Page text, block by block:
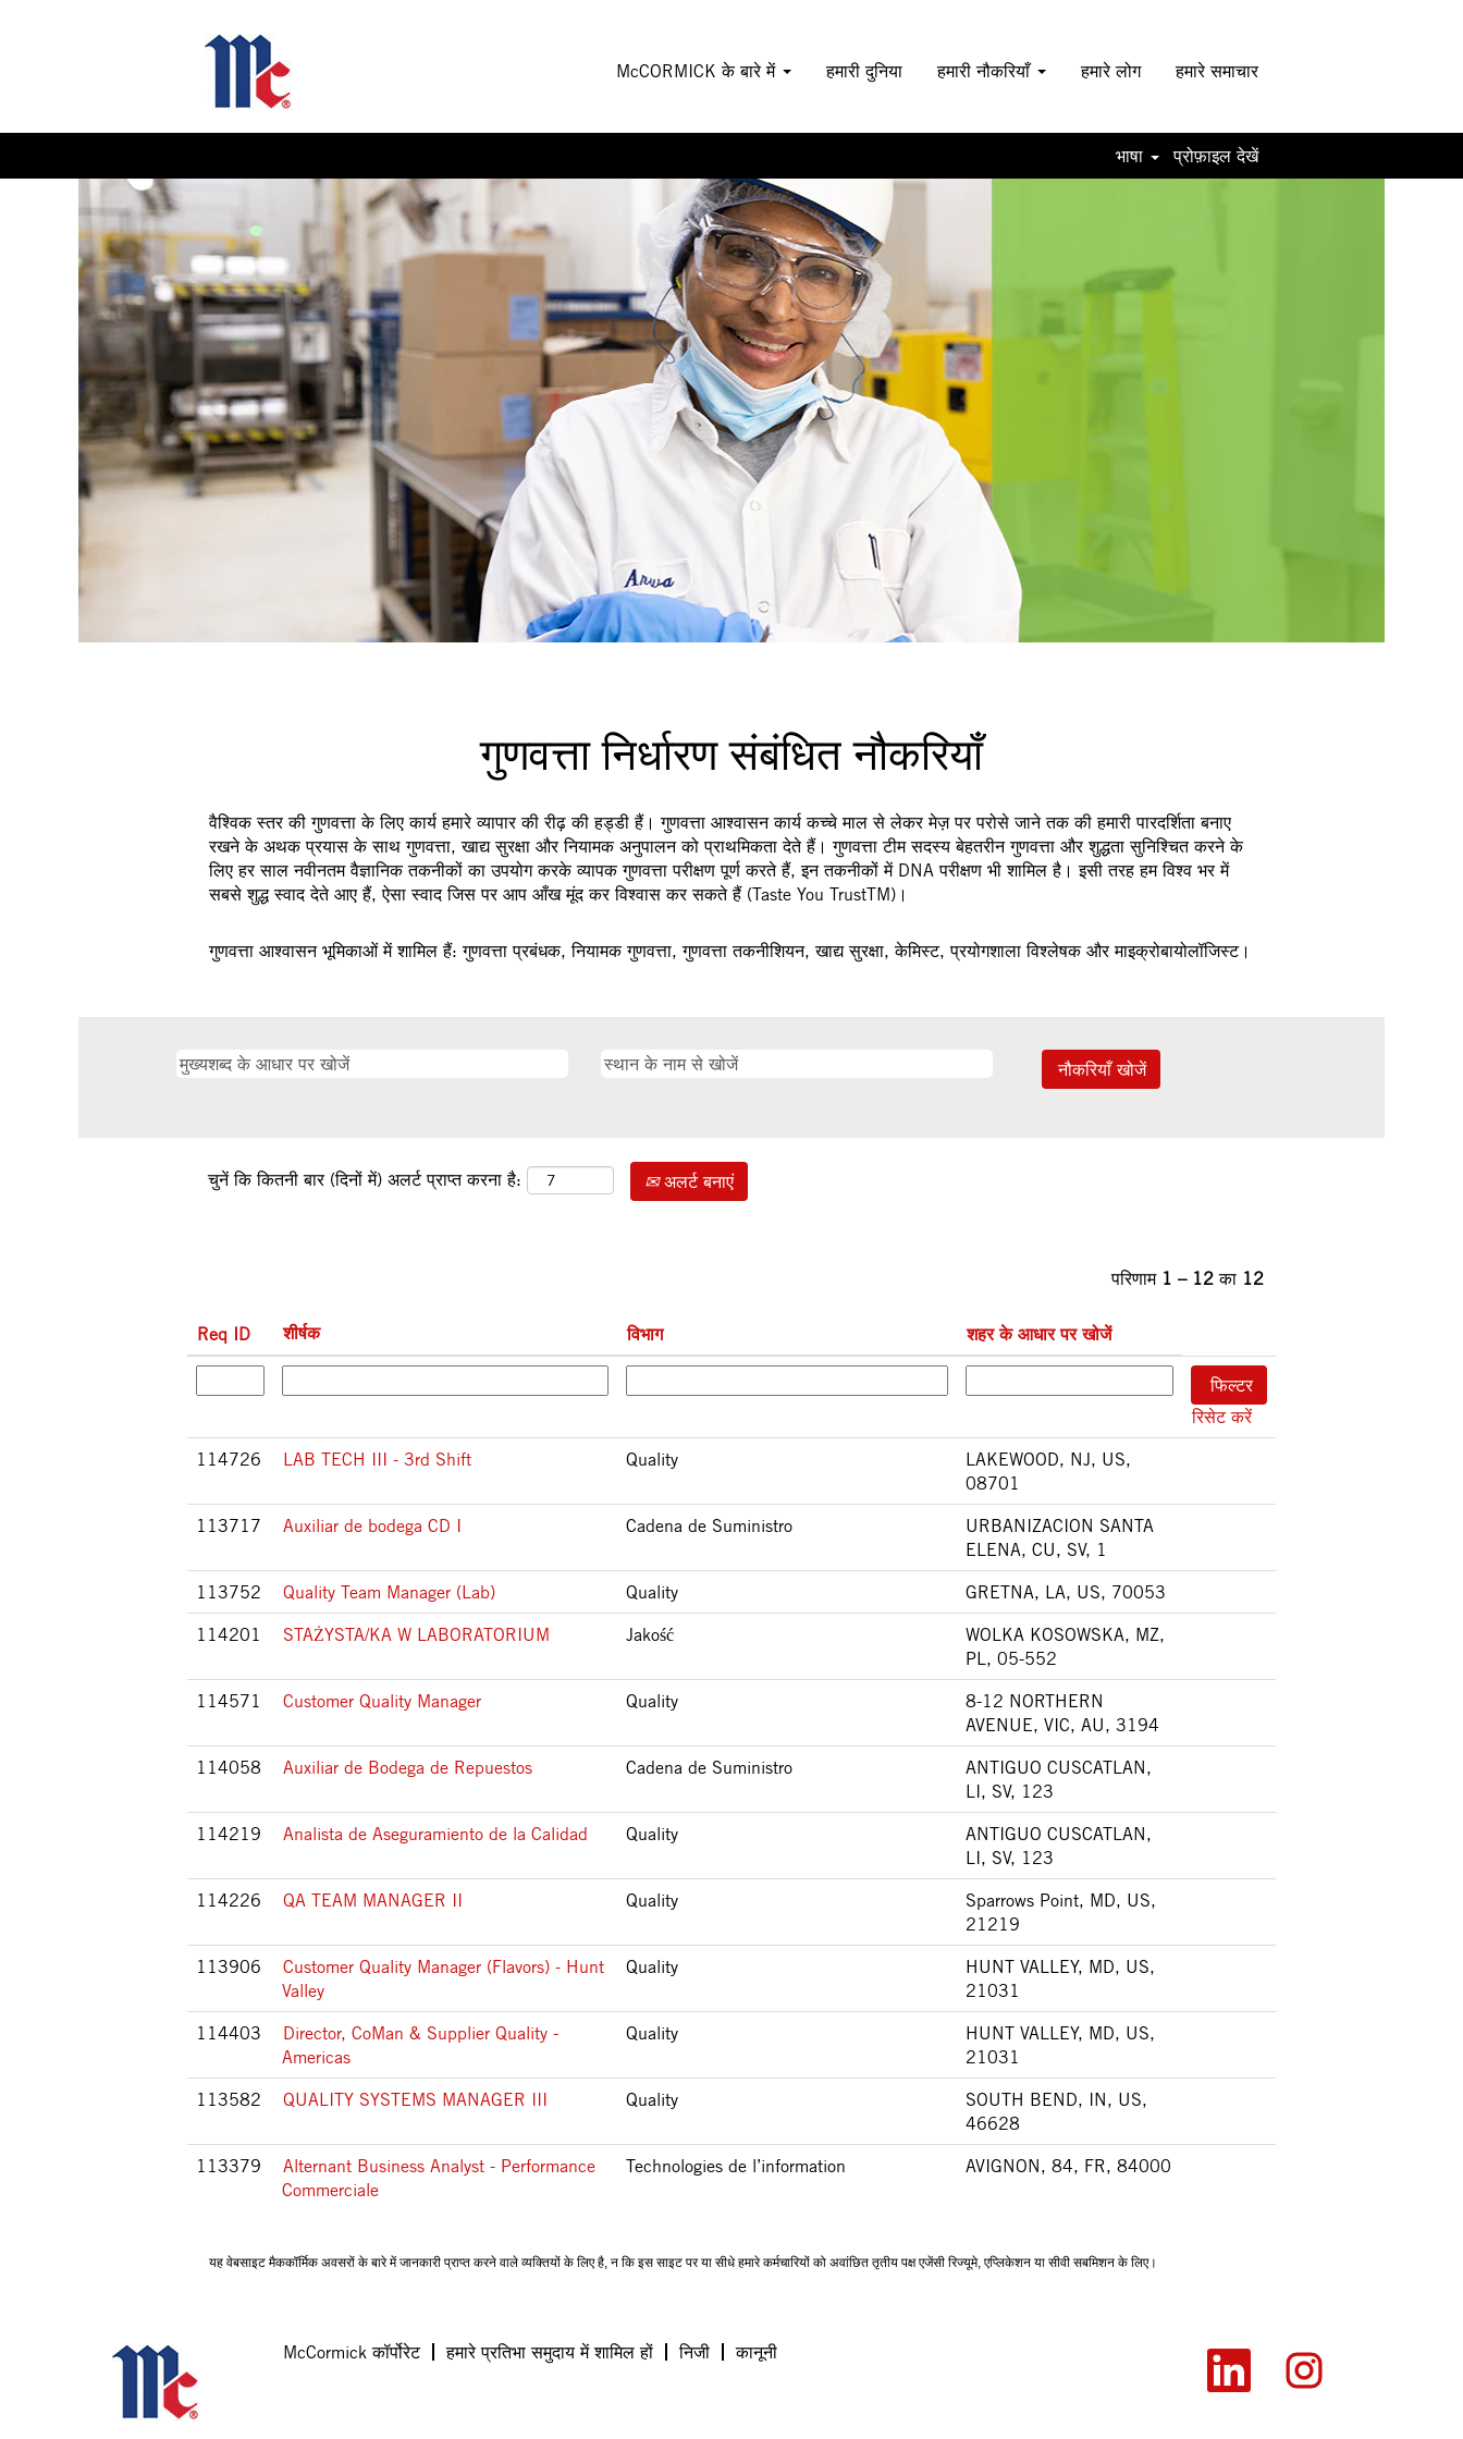
McCORMICK के बारे में हमारी दुनिया हमारी नौकरियाँ हमारे लोग हमारे समाचार
भाषा प्रोफ़ाइल देखें
गुणवत्ता निर्धारण संबंधित नौकरियाँ
वैश्विक स्तर की गुणवत्ता के लिए कार्य हमारे व्यापार की रीढ़ की हड्डी हैं। गुणवत्ता आश्वासन कार्य कच्चे माल से लेकर मेज़ पर परोसे जाने तक की हमारी पारदर्शिता बनाए
रखने के अथक प्रयास के साथ गुणवत्ता, खाद्य सुरक्षा और नियामक अनुपालन को प्राथमिकता देते हैं। गुणवत्ता टीम सदस्य बेहतरीन गुणवत्ता और शुद्धता सुनिश्चित करने के
लिए हर साल नवीनतम वैज्ञानिक तकनीकों का उपयोग करके व्यापक गुणवत्ता परीक्षण पूर्ण करते हैं, इन तकनीकों में DNA परीक्षण भी शामिल है। इसी तरह हम विश्व भर में
सबसे शुद्ध स्वाद देते आए हैं, ऐसा स्वाद जिस पर आप आँख मूंद कर विश्वास कर सकते हैं (Taste You TrustTM)।
गुणवत्ता आश्वासन भूमिकाओं में शामिल हैं: गुणवत्ता प्रबंधक, नियामक गुणवत्ता, गुणवत्ता तकनीशियन, खाद्य सुरक्षा, केमिस्ट, प्रयोगशाला विश्लेषक और माइक्रोबायोलॉजिस्ट।
चुनें कि कितनी बार (दिनों में) अलर्ट प्राप्त करना है: अलर्ट बनाएं
परिणाम 1 – 12 का 12
Req ID शीर्षक विभाग शहर के आधार पर खोजें
रिसेट करें
114726
LAB TECH III - 3rd Shift Quality
LAKEWOOD, NJ, US,
08701
113717
Auxiliar de bodega CD I Cadena de Suministro
URBANIZACION SANTA
ELENA, CU, SV, 1
113752
Quality Team Manager (Lab) Quality
GRETNA, LA, US, 70053
114201
STAŻYSTA/KA W LABORATORIUM Jakość
WOLKA KOSOWSKA, MZ,
PL, 05-552
114571
Customer Quality Manager Quality
8-12 NORTHERN
AVENUE, VIC, AU, 3194
114058
Auxiliar de Bodega de Repuestos Cadena de Suministro
ANTIGUO CUSCATLAN,
LI, SV, 123
114219
Analista de Aseguramiento de la Calidad Quality
ANTIGUO CUSCATLAN,
LI, SV, 123
114226
QA TEAM MANAGER II Quality
Sparrows Point, MD, US,
21219
113906
Customer Quality Manager (Flavors) - Hunt
Valley
Quality
HUNT VALLEY, MD, US,
21031
114403
Director, CoMan & Supplier Quality -
Americas
Quality
HUNT VALLEY, MD, US,
21031
113582
QUALITY SYSTEMS MANAGER III Quality
SOUTH BEND, IN, US,
46628
113379
Alternant Business Analyst - Performance
Commerciale
Technologies de l’information AVIGNON, 84, FR, 84000
यह वेबसाइट मैककॉर्मिक अवसरों के बारे में जानकारी प्राप्त करने वाले व्यक्तियों के लिए है, न कि इस साइट पर या सीधे हमारे कर्मचारियों को अवांछित तृतीय पक्ष एजेंसी रिज्यूमे, एप्लिकेशन या सीवी सबमिशन के लिए।
McCormick कॉर्पोरेट हमारे प्रतिभा समुदाय में शामिल हों निजी कानूनी
न
टै
टै